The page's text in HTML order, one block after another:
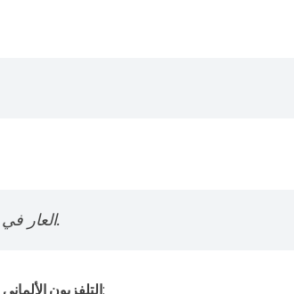
“العار في خيخون”، ووصفت ما حدث بأنه وصمة عار في تاريخ المنتخب الألماني.
التلفزيون الألمانيقائلاً: